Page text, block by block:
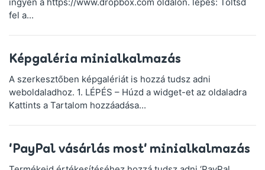
fel a...
Képgaléria minialkalmazás
A szerkesztőben képgalériát is hozzá tudsz adni
weboldaladhoz. 1. LÉPÉS – Húzd a widget-et az oldaladra
Kattints a Tartalom hozzáadása...
‘PayPal vásárlás most’ minialkalmazás